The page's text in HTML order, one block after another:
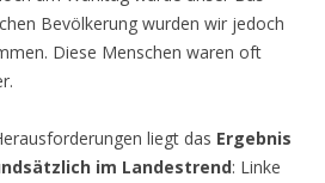
Bevölkerung wurden wir jedoch
Diese Menschen waren oft
liegt das Ergebnis
im Landestrend: Linke